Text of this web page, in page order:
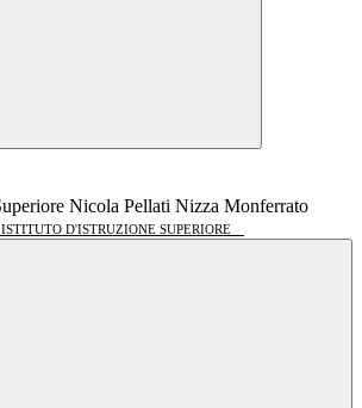
ISTITUTO D'ISTRUZIONE SUPERIORE